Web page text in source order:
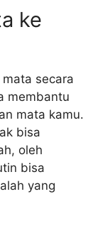
ke
secara
membantu
mata kamu.
bisa
oleh
bisa
yang